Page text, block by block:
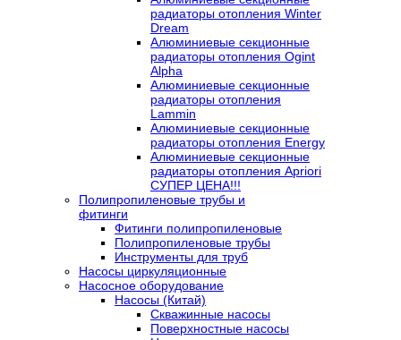
радиаторы отопления Winter
Dream
Алюминиевые секционные
радиаторы отопления Ogint
Alpha
Алюминиевые секционные
радиаторы отопления
Lammin
Алюминиевые секционные
радиаторы отопления Energy
Алюминиевые секционные
радиаторы отопления Apriori
СУПЕР ЦЕНА!!!
Полипропиленовые трубы и
фитинги
Фитинги полипропиленовые
Полипропиленовые трубы
Инструменты для труб
Насосы циркуляционные
Насосное оборудование
Насосы (Китай)
Скважинные насосы
Поверхностные насосы